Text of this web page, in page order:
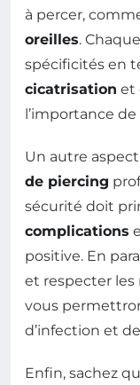
à percer,
oreilles.
spécificités en
cicatrisation et
l’importance de
Un autre
de piercing
sécurité doit
complications
positive. En
et respecter les
vous
d’infection et
Enfin, sachez